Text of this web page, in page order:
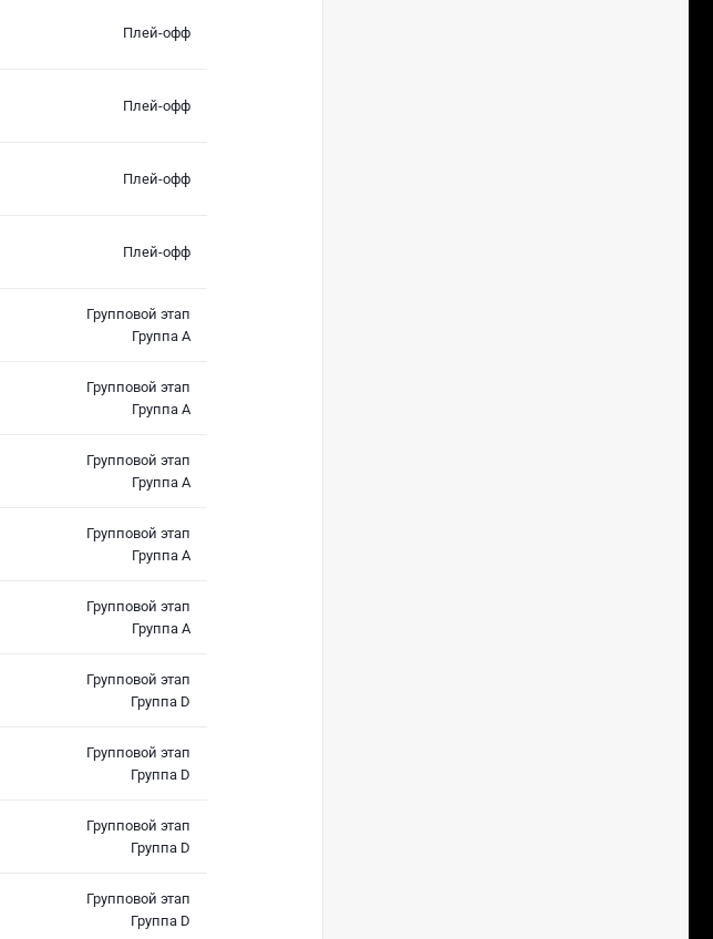
Плей-офф
Плей-офф
Плей-офф
Плей-офф
Групповой этап
Группа А
Групповой этап
Группа А
Групповой этап
Группа А
Групповой этап
Группа А
Групповой этап
Группа А
Групповой этап
Группа D
Групповой этап
Группа D
Групповой этап
Группа D
Групповой этап
Группа D